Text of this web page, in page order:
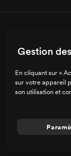
Gestion
En cliquant sur «
sur votre appareil
son utilisation et